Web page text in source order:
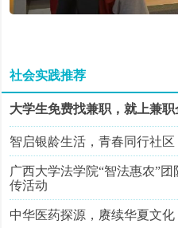
社会实践推荐
大学生免费找兼职，就上兼职
智启银龄生活，青春同行社区
广西大学法学院“智法惠农”
传活动
中华医药探源，赓续华夏文化